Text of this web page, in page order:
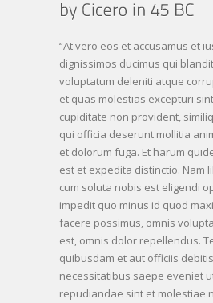
“At vero eos et accusamus et
dignissimos ducimus qui
voluptatum deleniti atque
et quas molestias excepturi
cupiditate non provident,
qui officia deserunt mollitia
et dolorum fuga. Et harum
est et expedita distinctio. Nam
cum soluta nobis est eligendi
impedit quo minus id quod
facere possimus, omnis
est, omnis dolor repellendus.
quibusdam et aut officiis
necessitatibus saepe eveniet
repudiandae sint et molestiae